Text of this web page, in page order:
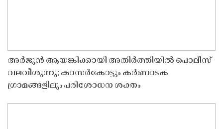
അർജുൻ ആയങ്കിക്കായി അതിർത്തിയിൽ പൊലീസ്
വലവീശുന്നു; കാസർകോട്ടും കർണാടക
ഗ്രാമങ്ങളിലും പരിശോധന ശക്തം